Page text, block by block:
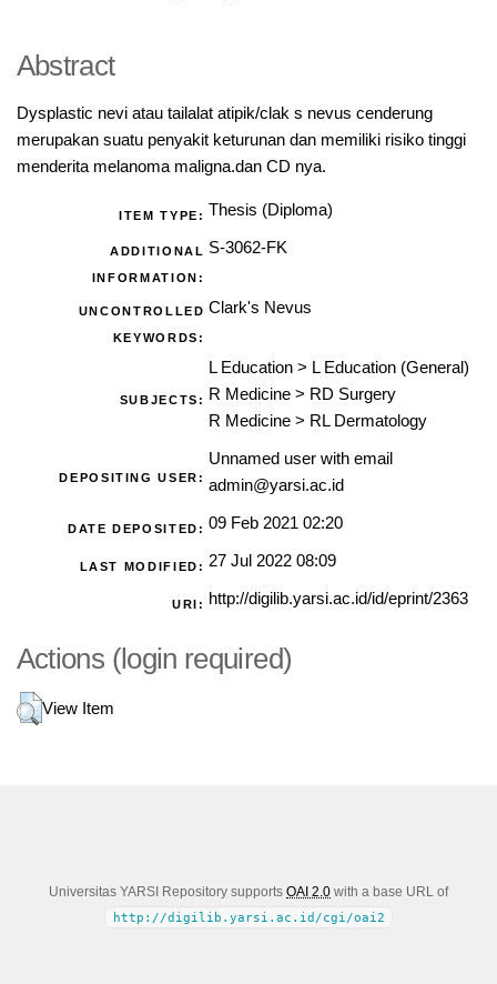
Abstract
Dysplastic nevi atau tailalat atipik/clak s nevus cenderung
merupakan suatu penyakit keturunan dan memiliki risiko tinggi
menderita melanoma maligna.dan CD nya.
ITEM TYPE: Thesis (Diploma)
ADDITIONAL
INFORMATION:
S-3062-FK
UNCONTROLLED
KEYWORDS:
Clark's Nevus
SUBJECTS:
L Education> L Education (General)
R Medicine> RD Surgery
R Medicine> RL Dermatology
DEPOSITING USER:
Unnamed user with email
admin@yarsi.ac.id
DATE DEPOSITED: 09 Feb 2021 02:20
LAST MODIFIED: 27 Jul 2022 08:09
URI: http://digilib.yarsi.ac.id/id/eprint/2363
Actions (login required)
View Item
Universitas YARSI Repository supports OAI 2.0 with a base URL of
http://digilib.yarsi.ac.id/cgi/oai2